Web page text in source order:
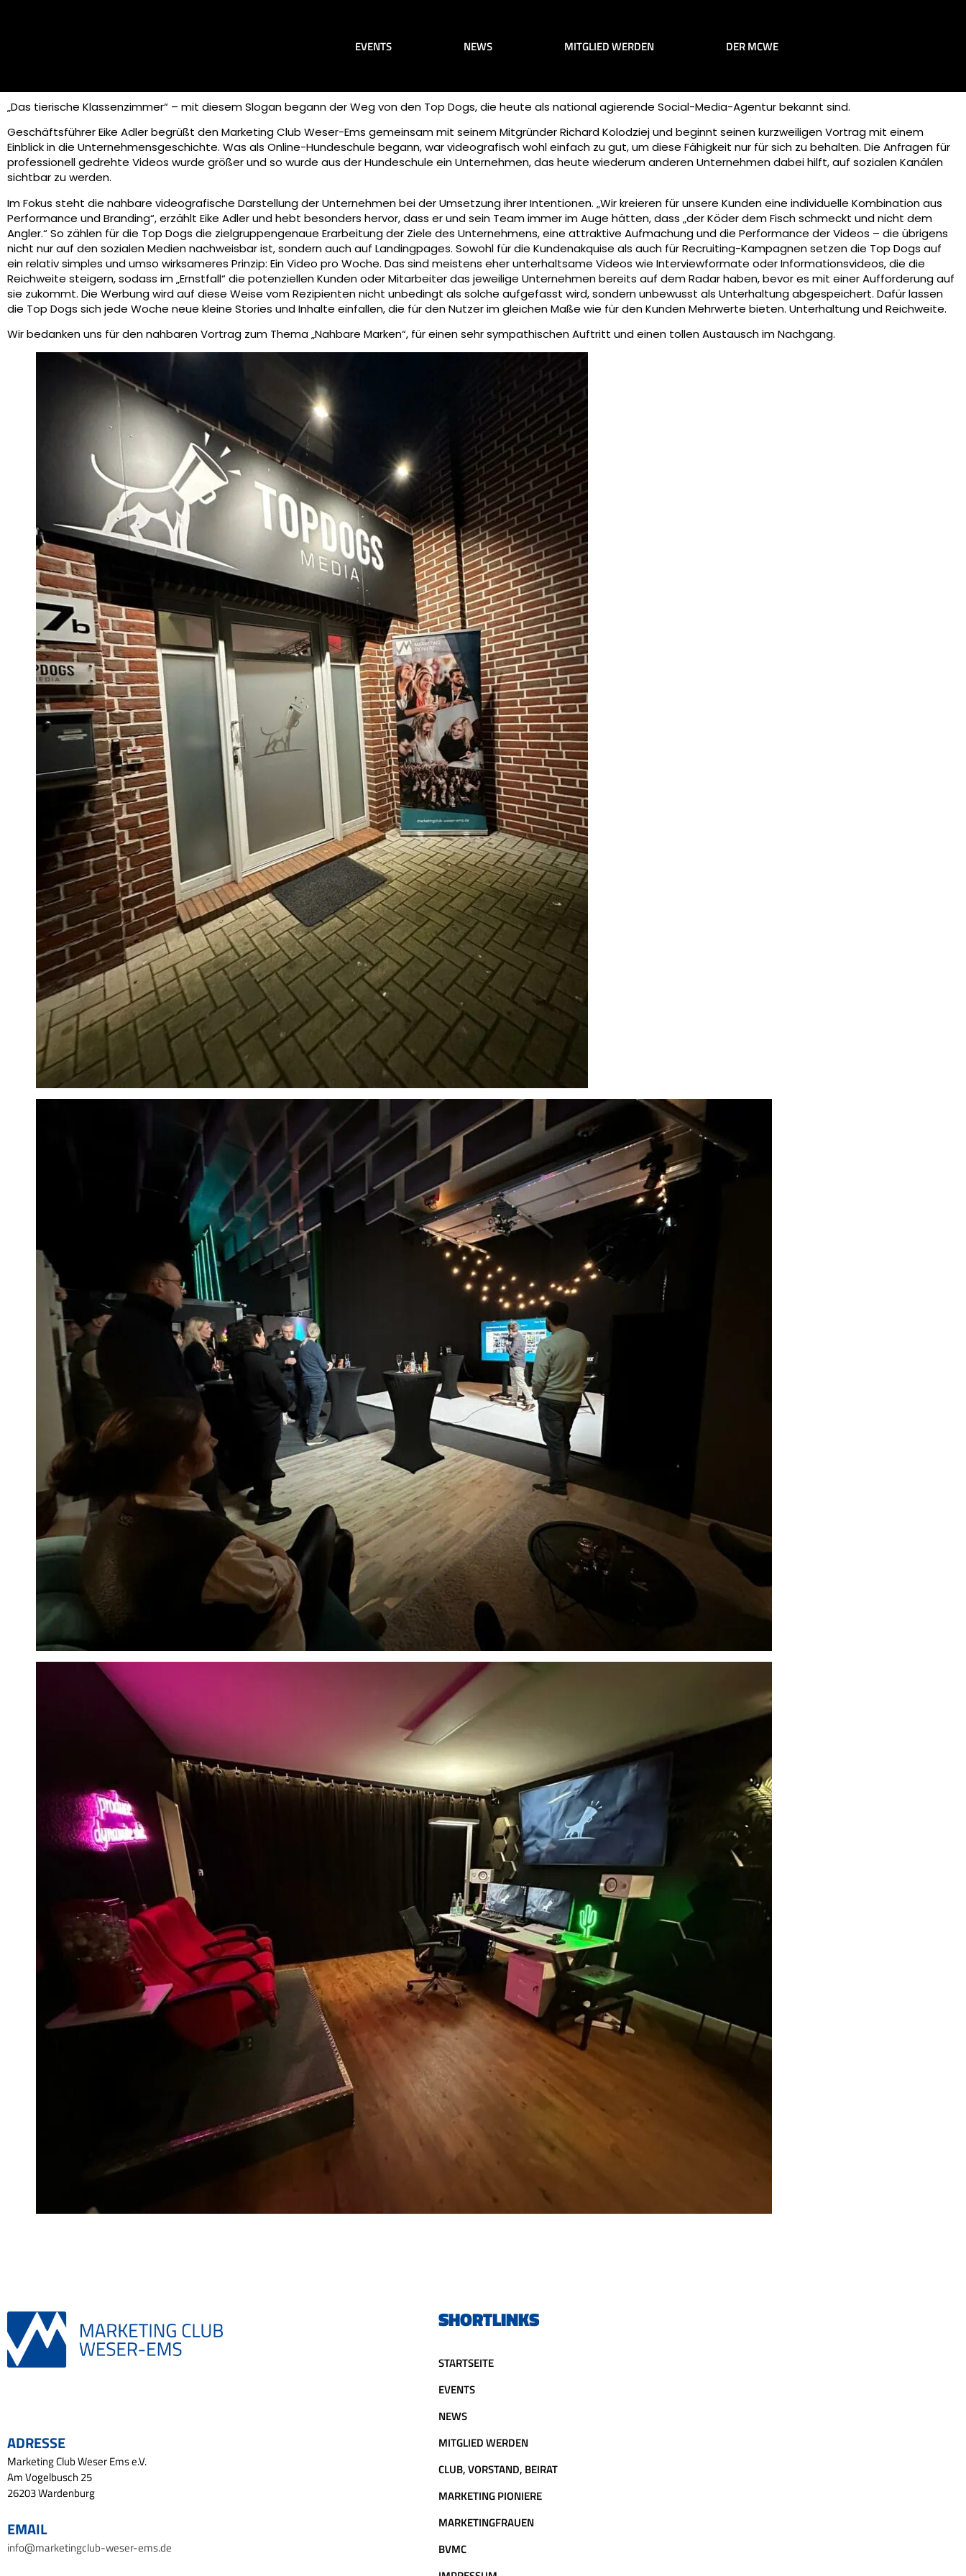
EVENTS NEWS MITGLIED WERDEN DER MCWE
„Das tierische Klassenzimmer“ – mit diesem Slogan begann der Weg von den Top Dogs, die heute als national agierende Social-Media-Agentur bekannt sind.
Geschäftsführer Eike Adler begrüßt den Marketing Club Weser-Ems gemeinsam mit seinem Mitgründer Richard Kolodziej und beginnt seinen kurzweiligen Vortrag mit einem
Einblick in die Unternehmensgeschichte. Was als Online-Hundeschule begann, war videografisch wohl einfach zu gut, um diese Fähigkeit nur für sich zu behalten. Die Anfragen für
professionell gedrehte Videos wurde größer und so wurde aus der Hundeschule ein Unternehmen, das heute wiederum anderen Unternehmen dabei hilft, auf sozialen Kanälen
sichtbar zu werden.
Im Fokus steht die nahbare videografische Darstellung der Unternehmen bei der Umsetzung ihrer Intentionen. „Wir kreieren für unsere Kunden eine individuelle Kombination aus
Performance und Branding“, erzählt Eike Adler und hebt besonders hervor, dass er und sein Team immer im Auge hätten, dass „der Köder dem Fisch schmeckt und nicht dem
Angler.“ So zählen für die Top Dogs die zielgruppengenaue Erarbeitung der Ziele des Unternehmens, eine attraktive Aufmachung und die Performance der Videos – die übrigens
nicht nur auf den sozialen Medien nachweisbar ist, sondern auch auf Landingpages. Sowohl für die Kundenakquise als auch für Recruiting-Kampagnen setzen die Top Dogs auf
ein relativ simples und umso wirksameres Prinzip: Ein Video pro Woche. Das sind meistens eher unterhaltsame Videos wie Interviewformate oder Informationsvideos, die die
Reichweite steigern, sodass im „Ernstfall“ die potenziellen Kunden oder Mitarbeiter das jeweilige Unternehmen bereits auf dem Radar haben, bevor es mit einer Aufforderung auf
sie zukommt. Die Werbung wird auf diese Weise vom Rezipienten nicht unbedingt als solche aufgefasst wird, sondern unbewusst als Unterhaltung abgespeichert. Dafür lassen
die Top Dogs sich jede Woche neue kleine Stories und Inhalte einfallen, die für den Nutzer im gleichen Maße wie für den Kunden Mehrwerte bieten. Unterhaltung und Reichweite.
Wir bedanken uns für den nahbaren Vortrag zum Thema „Nahbare Marken“, für einen sehr sympathischen Auftritt und einen tollen Austausch im Nachgang.
ADRESSE
Marketing Club Weser Ems e.V.
Am Vogelbusch 25
26203 Wardenburg
EMAIL
info@marketingclub-weser-ems.de
SHORTLINKS
STARTSEITE
EVENTS
NEWS
MITGLIED WERDEN
CLUB, VORSTAND, BEIRAT
MARKETING PIONIERE
MARKETINGFRAUEN
BVMC